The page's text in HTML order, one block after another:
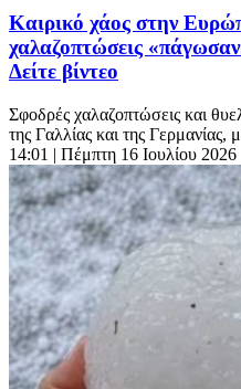
Καιρικό χάος στην
χαλαζοπτώσεις
Δείτε βίντεο
Σφοδρές χαλαζοπτώσεις και
της Γαλλίας και της Γερμανίας,
14:01 | Πέμπτη 16 Ιουλίου 2026